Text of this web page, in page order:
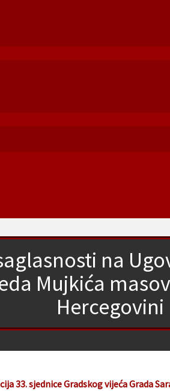
na
Mujkića
Hercegovini
33. sjednice Gradskog vijeća Grada